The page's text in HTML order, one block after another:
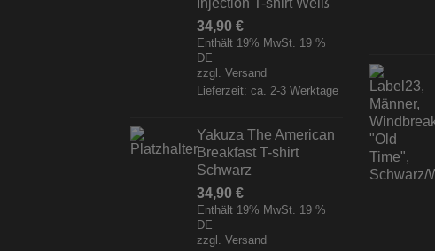
Injection T-shirt Weiß
34,90 €
Enthält 19% MwSt. 19 %
DE
zzgl. Versand
Lieferzeit: ca. 2-3 Werktage
Yakuza The American
Breakfast T-shirt
Schwarz
34,90 €
Enthält 19% MwSt. 19 %
DE
zzgl. Versand